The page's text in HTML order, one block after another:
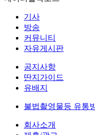
기사
방송
커뮤니티
자유게시판
공지사항
딴지가이드
유배지
불법촬영물등 유통
회사소개